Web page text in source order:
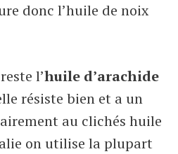
donc l’huile de noix
l’huile d’arachide
résiste bien et a un
au clichés huile
on utilise la plupart